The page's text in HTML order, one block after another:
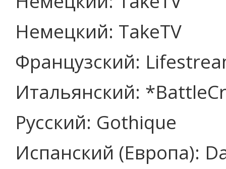
Немецкий: TakeTV
Французский:
Итальянский:
Русский: Gothique
Испанский (Европа):